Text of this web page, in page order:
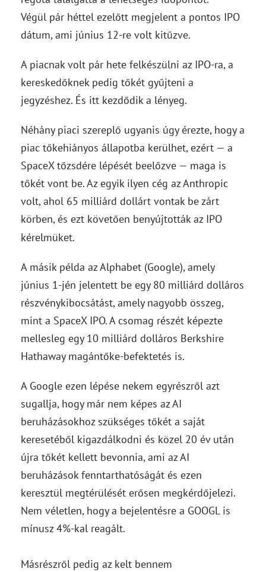
Végül pár héttel ezelőtt megjelent a pontos IPO
dátum, ami június 12-re volt kitűzve.
A piacnak volt pár hete felkészülni az IPO-ra, a
kereskedőknek pedig tőkét gyűjteni a
jegyzéshez. És itt kezdődik a lényeg.
Néhány piaci szereplő ugyanis úgy érezte, hogy a
piac tőkehiányos állapotba kerülhet, ezért — a
SpaceX tőzsdére lépését beelőzve — maga is
tőkét vont be. Az egyik ilyen cég az Anthropic
volt, ahol 65 milliárd dollárt vontak be zárt
körben, és ezt követően benyújtották az IPO
kérelmüket.
A másik példa az Alphabet (Google), amely
június 1-jén jelentett be egy 80 milliárd dolláros
részvénykibocsátást, amely nagyobb összeg,
mint a SpaceX IPO. A csomag részét képezte
mellesleg egy 10 milliárd dolláros Berkshire
Hathaway magántőke-befektetés is.
A Google ezen lépése nekem egyrészről azt
sugallja, hogy már nem képes az AI
beruházásokhoz szükséges tőkét a saját
keresetéből kigazdálkodni és közel 20 év után
újra tőkét kellett bevonnia, ami az AI
beruházások fenntarthatóságát és ezen
keresztül megtérülését erősen megkérdőjelezi.
Nem véletlen, hogy a bejelentésre a GOOGL is
mínusz 4%-kal reagált.
Másrészről pedig az kelt bennem